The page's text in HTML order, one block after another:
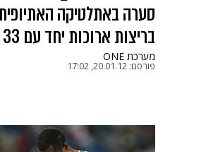
סערה באתלטיקה
בריצות ארוכות יחד עם 33 אתלטים נוספים לאחר שלא הופיעו למחנה אימונים
מערכת ONE
פורסם: 20.01.12, 17:02